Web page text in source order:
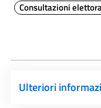
Consultazioni
Ulteriori